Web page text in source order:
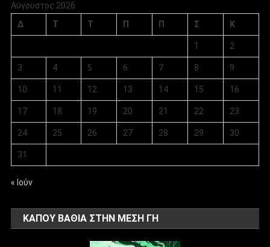
Αύγουστος 2026
Δ
Τ Τ Π Π Σ Κ
1 2
3 4 5 6 7 8 9
10 11 12 13 14 15 16
17 18 19 20 21 22 23
24 25 26 27 28 29 30
31
« Ιούν
ΚΑΠΟΥ ΒΑΘΙΑ ΣΤΗΝ ΜΕΣΗ ΓΗ